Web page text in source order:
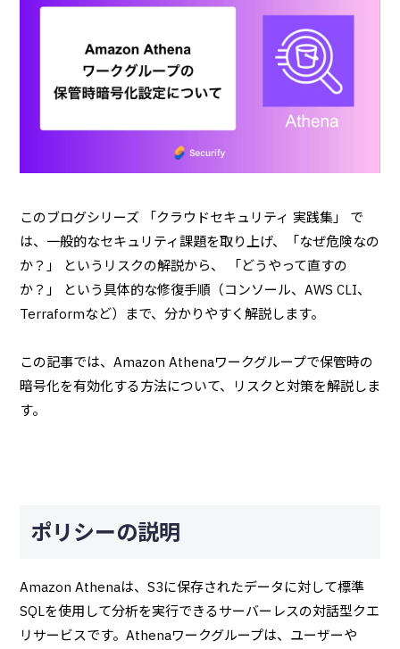
このブログシリーズ 「クラウドセキュリティ 実践集」 で
は、一般的なセキュリティ課題を取り上げ、「なぜ危険なの
か？」 というリスクの解説から、 「どうやって直すの
か？」 という具体的な修復手順（コンソール、AWS CLI、
Terraformなど）まで、分かりやすく解説します。
この記事では、Amazon Athenaワークグループで保管時の
暗号化を有効化する方法について、リスクと対策を解説しま
す。
ポリシーの説明
Amazon Athenaは、S3に保存されたデータに対して標準
SQLを使用して分析を実行できるサーバーレスの対話型クエ
リサービスです。Athenaワークグループは、ユーザーや